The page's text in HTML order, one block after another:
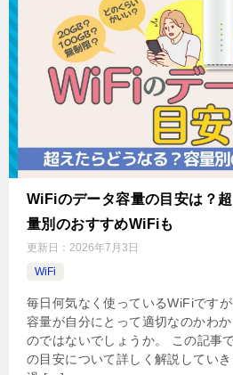
WiFiのデータ容量の目安は？
量別のおすすめWiFiも
更新日： 2026年7月3日
WiFi
毎日何気なく使っているWiFiです
容量が自分にとって適切なのかわ
のではないでしょうか。 この記事
の目安について詳しく解説してい